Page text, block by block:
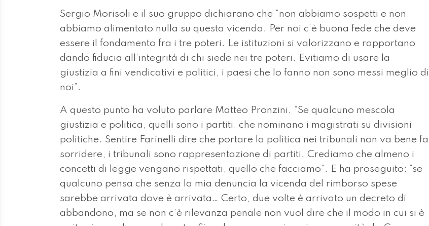
Sergio Morisoli e il suo gruppo dichiarano che “non abbiamo sospetti e non
abbiamo alimentato nulla su questa vicenda. Per noi c’è buona fede che deve
essere il fondamento fra i tre poteri. Le istituzioni si valorizzano e rapportano
dando fiducia all’integrità di chi siede nei tre poteri. Evitiamo di usare la
giustizia a fini vendicativi e politici, i paesi che lo fanno non sono messi meglio di
noi”.
A questo punto ha voluto parlare Matteo Pronzini. “Se qualcuno mescola
giustizia e politica, quelli sono i partiti, che nominano i magistrati su divisioni
politiche. Sentire Farinelli dire che portare la politica nei tribunali non va bene fa
sorridere, i tribunali sono rappresentazione di partiti. Crediamo che almeno i
concetti di legge vengano rispettati, quello che facciamo”. E ha proseguito: “se
qualcuno pensa che senza la mia denuncia la vicenda del rimborso spese
sarebbe arrivata dove è arrivata… Certo, due volte è arrivato un decreto di
abbandono, ma se non c’è rilevanza penale non vuol dire che il modo in cui si è